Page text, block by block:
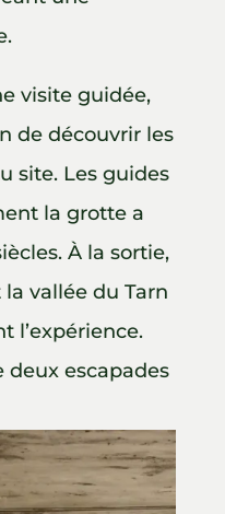
visite guidée,
de découvrir les
site. Les guides
la grotte a
À la sortie,
vallée du Tarn
l’expérience.
deux escapades